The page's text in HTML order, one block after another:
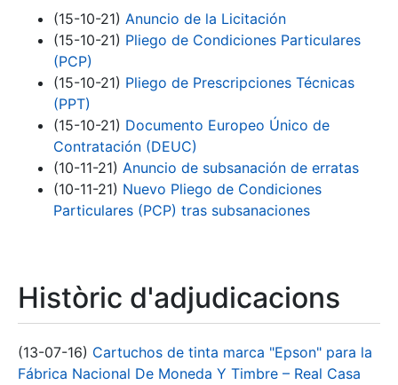
(15-10-21) Anuncio de la Licitación
(15-10-21) Pliego de Condiciones Particulares
(PCP)
(15-10-21) Pliego de Prescripciones Técnicas
(PPT)
(15-10-21) Documento Europeo Único de
Contratación (DEUC)
(10-11-21) Anuncio de subsanación de erratas
(10-11-21) Nuevo Pliego de Condiciones
Particulares (PCP) tras subsanaciones
Històric d'adjudicacions
(13-07-16) Cartuchos de tinta marca "Epson" para la
Fábrica Nacional De Moneda Y Timbre – Real Casa